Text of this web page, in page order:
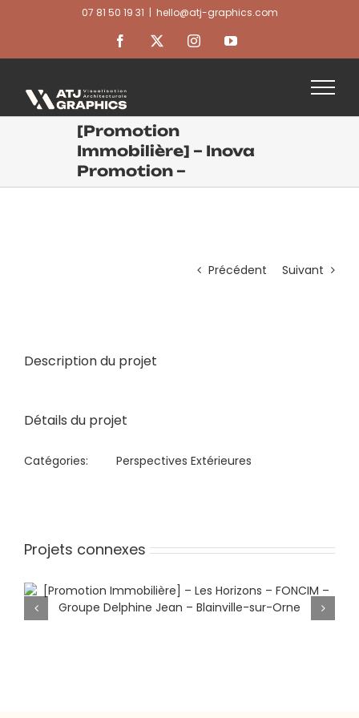
07 81 50 19 31 | hello@atj-graphics.com
Facebook InstagramYouTube
[Promotion
Immobilière] – Inova
Promotion –
Précédent Suivant
Larger
Description du projet
Détails du projet
Catégories: Perspectives Extérieures
Projets connexes
[Promotion Immobilière] – Les
Horizons – FONCIM – Groupe